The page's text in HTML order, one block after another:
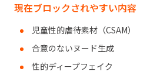
現在ブロックされやすい内容
児童性的虐待素材（CSAM）
合意のないヌード生成
性的ディープフェイク